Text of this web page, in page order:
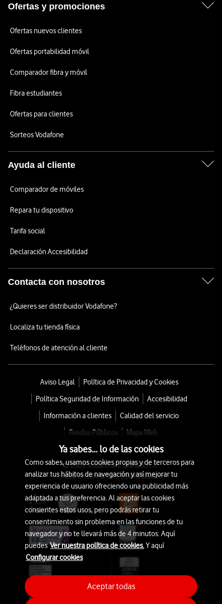
Ofertas y promociones
Ofertas nuevos clientes
Ofertas portabilidad móvil
Comparador fibra y móvil
Fibra estudiantes
Ofertas para clientes
Sorteos Vodafone
Ayuda al cliente
Comparador de móviles
Repara tu dispositivo
Tarifa social
Declaración Accesibilidad
Contacta con nosotros
¿Quieres ser distribuidor Vodafone?
Localiza tu tienda física
Teléfonos de atención al cliente
Aviso Legal
Política de Privacidad y Cookies
Política Seguridad de Información
Accesibilidad
Información a clientes
Calidad del servicio
Fondos Públicos
Mapa Web
© 2026 Vodafone España S.A.U.
Avda. América 115, 28042 Madrid
Ya sabes... lo de las cookies
Como sabes, usamos cookies propias y de terceros para
analizar tus hábitos de navegación y así mejorar tu
experiencia de usuario ofreciendo una publicidad más
adaptada a tus preferencia. Al aceptar las cookies
consientes estos usos, pero podrás retirar tu
consentimiento sin problema en las funciones de tu
navegador y no te llevará más de 4 minutos. Aquí
puedesVer nuestra política de cookies.Y aquí
Configurar cookies
Aceptar todas